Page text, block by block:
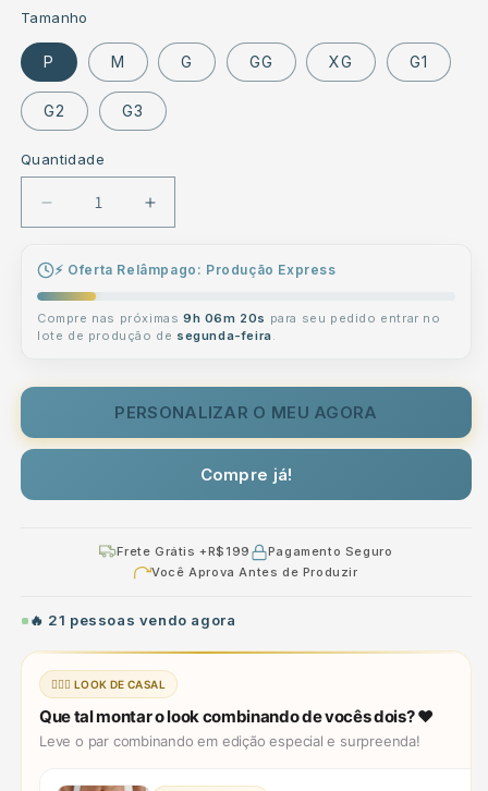
Tamanho
P M G GG XG G1
G2 G3
Quantidade
Diminuir
a
quantidade
de
Shorts
Doll
Amarelo
e
Aumentar
a
de
Doll
Amarelo
Rostos
e
Corações
Presente
⚡ Oferta Relâmpago: Produção Express
Compre nas próximas 9h 06m 19s para seu pedido entrar no
lote de produção de segunda-feira.
PERSONALIZAR O MEU AGORA
Compre já!
Frete Grátis +R$199
Pagamento Seguro
Você Aprova Antes de Produzir
🔥 21 pessoas vendo agora
👩‍❤️‍👨 LOOK DE CASAL
Que tal montar o look combinando de vocês dois? ❤️
Leve o par combinando em edição especial e surpreenda!